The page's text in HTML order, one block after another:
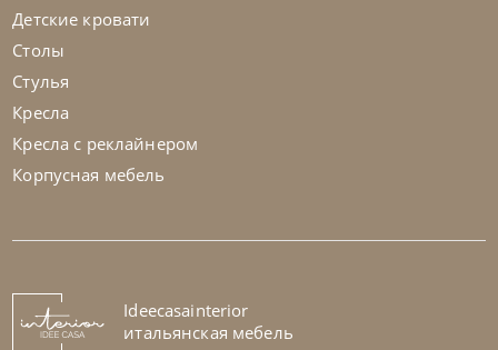
Детские кровати
Столы
Стулья
Кресла
Кресла с реклайнером
Корпусная мебель
Ideecasainterior
итальянская мебель